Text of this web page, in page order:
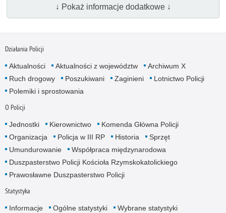
↓ Pokaż informacje dodatkowe ↓
Działania Policji
Aktualności Aktualności z województw
Archiwum X
Ruch drogowy
Poszukiwani Zaginieni
Lotnictwo Policji
Polemiki i sprostowania
O Policji
Jednostki Kierownictwo
Komenda Główna Policji
Organizacja
Policja w III RP Historia
Sprzęt
Umundurowanie
Współpraca międzynarodowa
Duszpasterstwo Policji Kościoła Rzymskokatolickiego
Prawosławne Duszpasterstwo Policji
Statystyka
Informacje Ogólne statystyki
Wybrane statystyki